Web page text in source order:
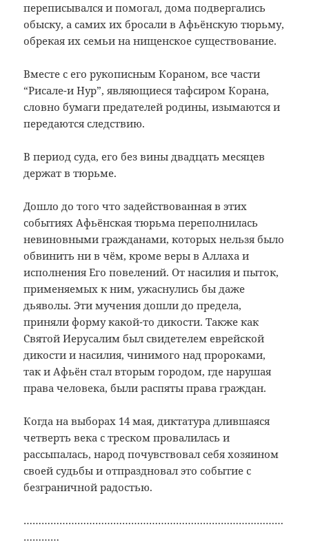
переписывался и помогал, дома подвергались
обыску, а самих их бросали в Афьёнскую тюрьму,
обрекая их семьи на нищенское существование.
Вместе с его рукописным Кораном, все части
“Рисале-и Нур”, являющиеся тафсиром Корана,
словно бумаги предателей родины, изымаются и
передаются следствию.
В период суда, его без вины двадцать месяцев
держат в тюрьме.
Дошло до того что задействованная в этих
событиях Афьёнская тюрьма переполнилась
невиновными гражданами, которых нельзя было
обвинить ни в чём, кроме веры в Аллаха и
исполнения Его повелений. От насилия и пыток,
применяемых к ним, ужаснулись бы даже
дьяволы. Эти мучения дошли до предела,
приняли форму какой-то дикости. Также как
Святой Иерусалим был свидетелем еврейской
дикости и насилия, чинимого над пророками,
так и Афьён стал вторым городом, где нарушая
права человека, были распяты права граждан.
Когда на выборах 14 мая, диктатура длившаяся
четверть века с треском провалилась и
рассыпалась, народ почувствовал себя хозяином
своей судьбы и отпраздновал это событие с
безграничной радостью.
……………………………………………………………………………
…………